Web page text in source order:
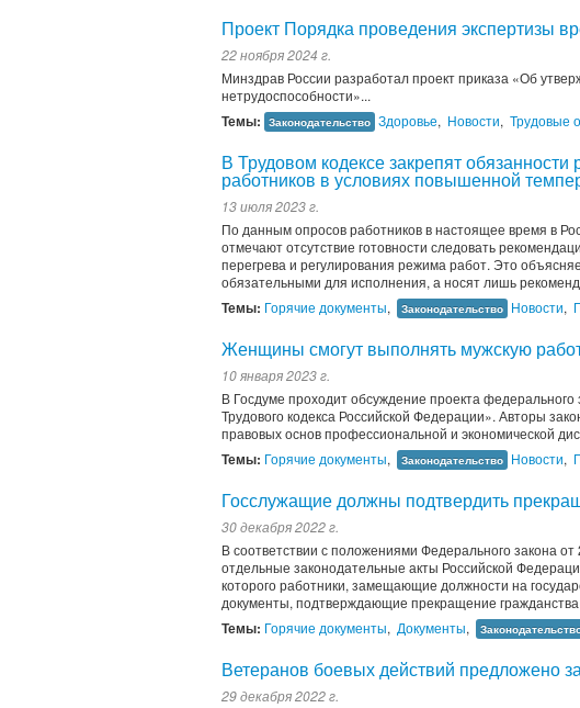
Проект Порядка проведения экспертизы
22 ноября 2024 г.
Минздрав России разработал проект приказа «Об
нетрудоспособности»...
Темы: Законодательство Здоровье, Новости, Трудовые
В Трудовом кодексе закрепят обязанности
работников в условиях повышенной
13 июля 2023 г.
По данным опросов работников в настоящее время в
отмечают отсутствие готовности следовать
перегрева и регулирования режима работ. Это
обязательными для исполнения, а носят лишь
Темы: Горячие документы, Законодательство Новости,
Женщины смогут выполнять мужскую
10 января 2023 г.
В Госдуме проходит обсуждение проекта
Трудового кодекса Российской Федерации». Авторы
правовых основ профессиональной и экономической
Темы: Горячие документы, Законодательство Новости,
Госслужащие должны подтвердить
30 декабря 2022 г.
В соответствии с положениями Федерального закона
отдельные законодательные акты Российской
которого работники, замещающие должности на
документы, подтверждающие прекращение гражданства
Темы: Горячие документы, Документы,
Ветеранов боевых действий предложено
29 декабря 2022 г.